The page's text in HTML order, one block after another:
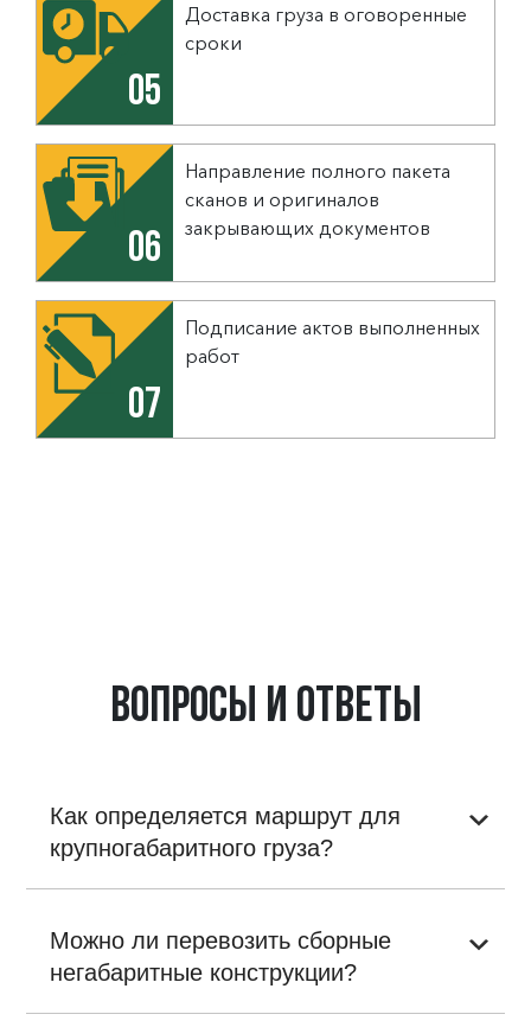
05
Доставка груза в оговоренные
сроки
06
Направление полного пакета
сканов и оригиналов
закрывающих документов
07
Подписание актов выполненных
работ
Вопросы и ответы
Как определяется маршрут для
крупногабаритного груза?
Можно ли перевозить сборные
негабаритные конструкции?